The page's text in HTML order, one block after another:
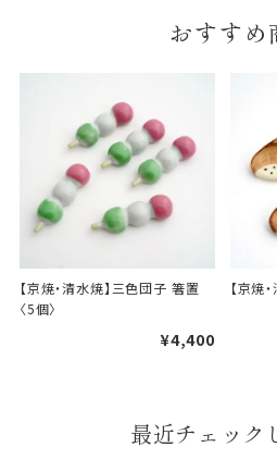
ギフト包装について
斗（のし）掛け・ギフト包装・
しております。
包装紙について
包装紙は2種類あります。
A.一般的なギフトに使用する包
A
おすすめ
【京焼・清水焼】三色団子 箸置
〈5個〉
¥4,400
【京焼
最近チェック